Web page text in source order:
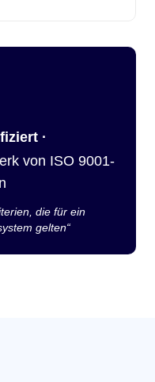
·
von ISO 9001-
die für ein
gelten“